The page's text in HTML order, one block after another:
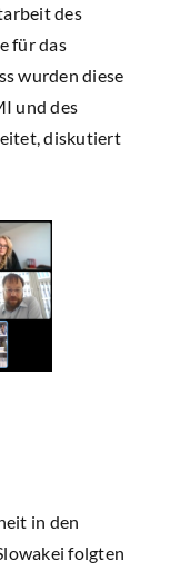
des
für das
wurden diese
und des
diskutiert
in den
folgten